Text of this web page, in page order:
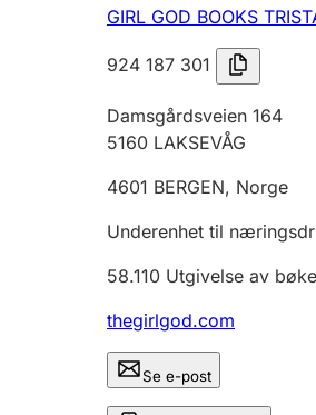
GIRL GOD BOOKS
924 187 301
Damsgårdsveien 164
5160 LAKSEVÅG
4601 BERGEN, Norge
Underenhet til
58.110 Utgivelse av
thegirlgod.com
Se e-post